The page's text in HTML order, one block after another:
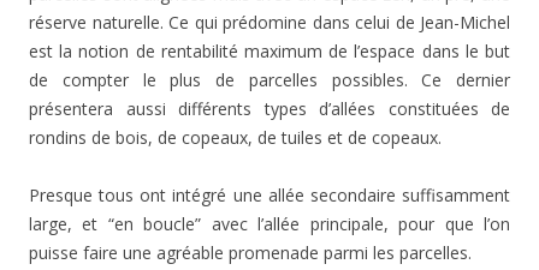
réserve naturelle. Ce qui prédomine dans celui de Jean-Michel
est la notion de rentabilité maximum de l’espace dans le but
de compter le plus de parcelles possibles. Ce dernier
présentera aussi différents types d’allées constituées de
rondins de bois, de copeaux, de tuiles et de copeaux.
Presque tous ont intégré une allée secondaire suffisamment
large, et “en boucle” avec l’allée principale, pour que l’on
puisse faire une agréable promenade parmi les parcelles.